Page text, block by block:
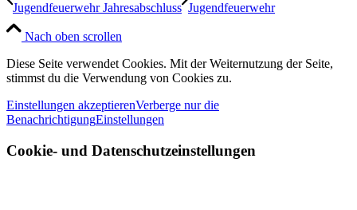
Jugendfeuerwehr Jahresabschluss Jugendfeuerwehr
Nach oben scrollen
Diese Seite verwendet Cookies. Mit der Weiternutzung der Seite,
stimmst du die Verwendung von Cookies zu.
Einstellungen akzeptierenVerberge nur die
BenachrichtigungEinstellungen
Cookie- und Datenschutzeinstellungen